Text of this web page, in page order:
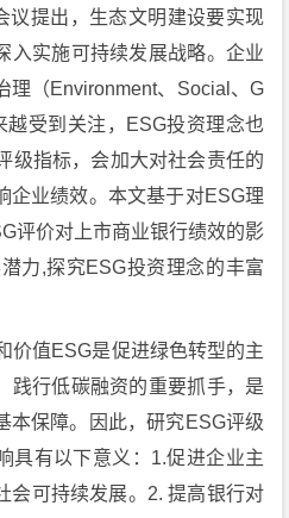
议提出，生态文明建设要实现
入实施可持续发展战略。企业
理（Environment、Social、G
越受到关注，ESG投资理念也
级指标，会加大对社会责任的
企业绩效。本文基于对ESG理
评价对上市商业银行绩效的影
力,探究ESG投资理念的丰富
价值ESG是促进绿色转型的主
践行低碳融资的重要抓手，是
本保障。因此，研究ESG评级
具有以下意义：1.促进企业主
会可持续发展。2. 提高银行对